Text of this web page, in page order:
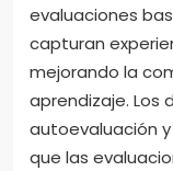
evaluaciones
capturan
mejorando la
aprendizaje. Los
autoevaluación
que las